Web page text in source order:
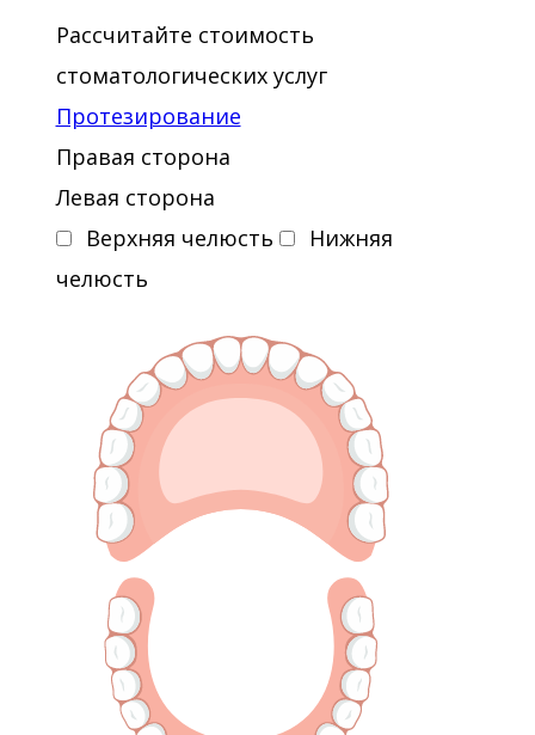
международном конкурсе в Италии
«по эстетическим реставрациям»
Рассчитайте стоимость
стоматологических услуг
Протезирование
Правая сторона
Левая сторона
Верхняя челюсть
Нижняя
челюсть